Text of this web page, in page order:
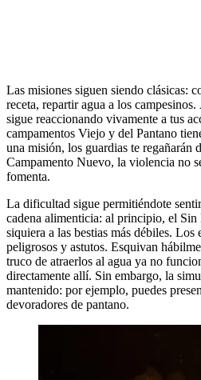
Las misiones siguen siendo clásicas:
receta, repartir agua a los
sigue reaccionando vivamente a tus
campamentos Viejo y del Pantano
una misión, los guardias te regañarán
Campamento Nuevo, la violencia no
fomenta.
La dificultad sigue permitiéndote
cadena alimenticia: al principio, el
siquiera a las bestias más débiles. Los
peligrosos y astutos. Esquivan
truco de atraerlos al agua ya no
directamente allí. Sin embargo, la
mantenido: por ejemplo, puedes
devoradores de pantano.